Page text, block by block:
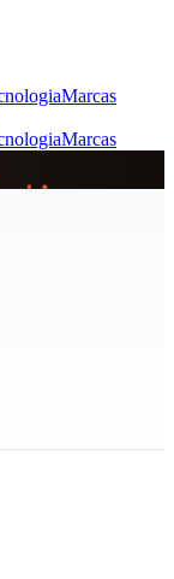
Marcas
Marcas